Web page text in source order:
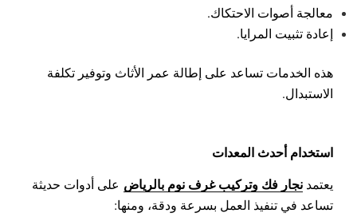
معالجة أصوات الاحتكاك.
إعادة تثبيت المرايا.
هذه الخدمات تساعد على إطالة عمر الأثاث وتوفير تكلفة
الاستبدال.
استخدام أحدث المعدات
يعتمد نجار فك وتركيب غرف نوم بالرياض على أدوات حديثة
تساعد في تنفيذ العمل بسرعة ودقة، ومنها: